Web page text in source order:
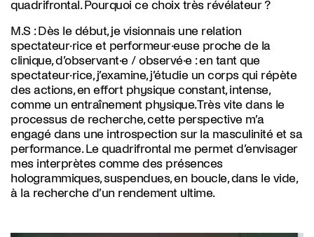
quadrifrontal. Pourquoi ce choix très révélateur ?
M.S :Dès le début, je visionnais une relation
spectateur·rice et performeur·euse proche de la
clinique, d’observant·e / observé·e : en tant que
spectateur·rice, j’examine, j’étudie un corps qui répète
des actions, en effort physique constant, intense,
comme un entraînement physique. Très vite dans le
processus de recherche, cette perspective m’a
engagé dans une introspection sur la masculinité et sa
performance. Le quadrifrontal me permet d’envisager
mes interprètes comme des présences
hologrammiques, suspendues, en boucle, dans le vide,
à la recherche d’un rendement ultime.